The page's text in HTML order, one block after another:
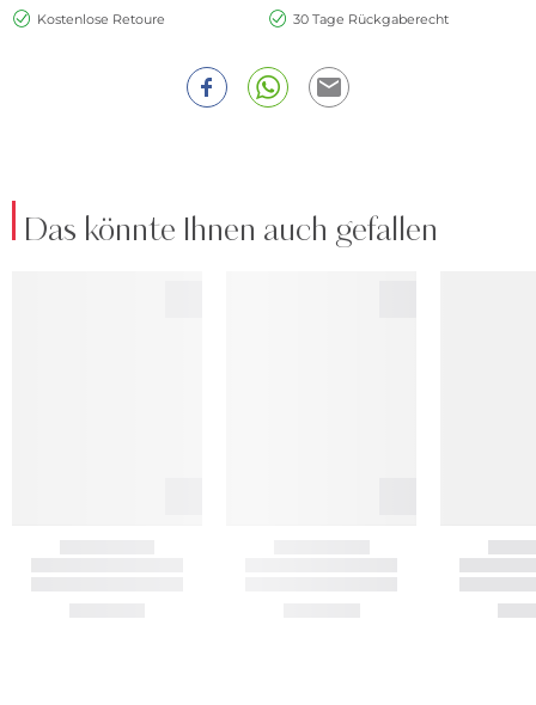
Kostenlose Retoure
30 Tage Rückgaberecht
Das könnte Ihnen auch gefallen